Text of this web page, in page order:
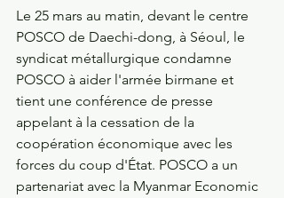
Le 25 mars au matin, devant le centre
POSCO de Daechi-dong, à Séoul, le
syndicat métallurgique condamne
POSCO à aider l'armée birmane et
tient une conférence de presse
appelant à la cessation de la
coopération économique avec les
forces du coup d'État. POSCO a un
partenariat avec la Myanmar Economic